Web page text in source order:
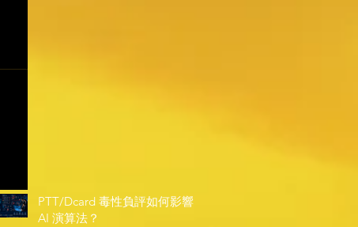
PTT/Dcard 毒性負評如何影響
AI 演算法？